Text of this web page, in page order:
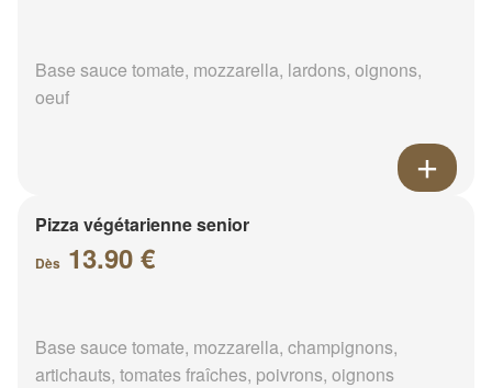
Base sauce tomate, mozzarella, lardons, oignons,
oeuf
Pizza végétarienne senior
Dès 13.90 €
Base sauce tomate, mozzarella, champignons,
artichauts, tomates fraîches, poivrons, oignons